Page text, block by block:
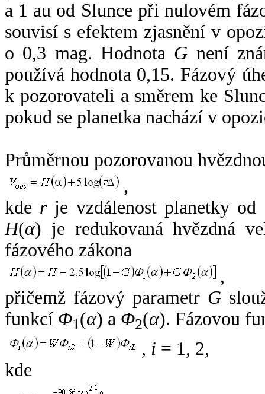
a 1 au od Slunce při nulovém
souvisí s efektem zjasnění v
o 0,3 mag. Hodnota G není
používá hodnota 0,15. Fázový
k pozorovateli a směrem ke
pokud se planetka nachází v
Průměrnou pozorovanou
,
kde rje vzdálenost planetky od
H(α) je redukovaná hvězdná
fázového zákona
,
přičemž fázový parametr G
funkcí Φ1(α) a Φ2(α). Fázovou
, i = 1, 2,
kde